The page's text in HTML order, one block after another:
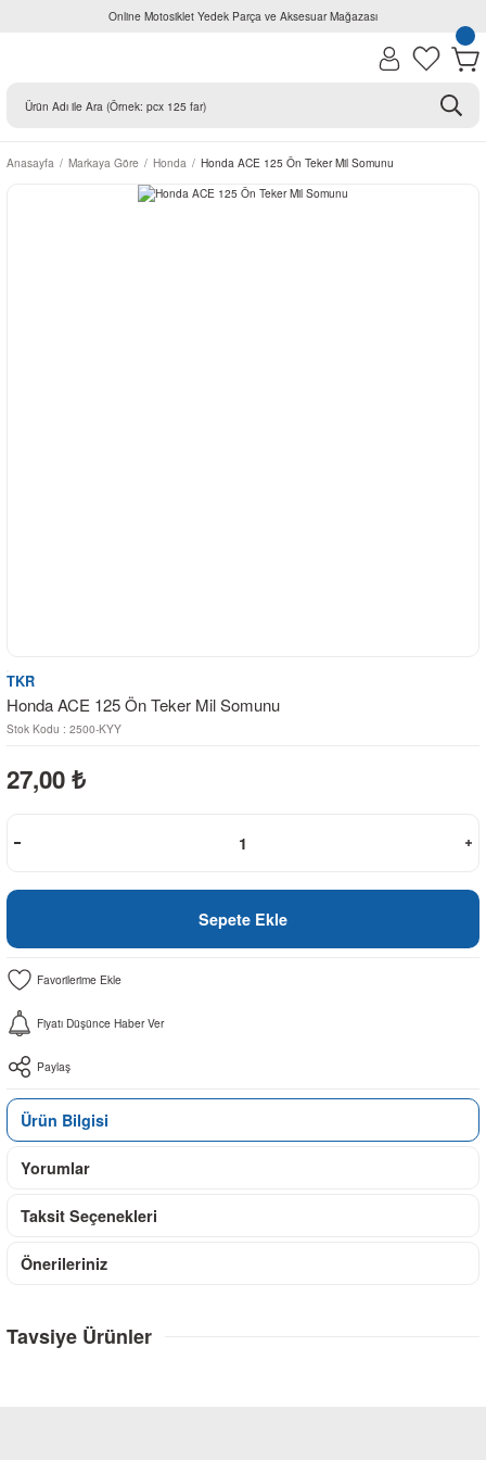
Online Motosiklet Yedek Parça ve Aksesuar Mağazası
Anasayfa Markaya Göre Honda Honda ACE 125 Ön Teker Mil Somunu
TKR
Honda ACE 125 Ön Teker Mil Somunu
Stok Kodu : 2500-KYY
27,00 ₺
Sepete Ekle
Fiyatı Düşünce Haber Ver
Paylaş
Ürün Bilgisi
Yorumlar
Taksit Seçenekleri
Önerileriniz
Tavsiye Ürünler